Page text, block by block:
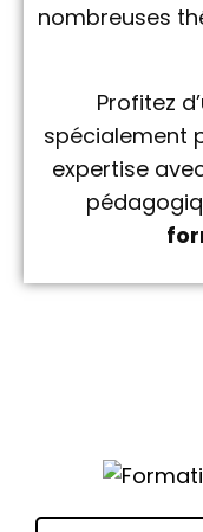
nombreuses
Profitez
spécialement
expertise